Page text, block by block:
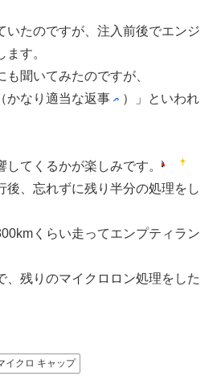
いたのですが、注入前後でエンジ
す。
聞いてみたのですが、
かなり適当な返事
）」といわれ
てくるかが楽しみです。
後、忘れずに残り半分の処理をし
くらい走ってエンプティラン
、残りのマイクロロン処理をした
イクロ キャップ